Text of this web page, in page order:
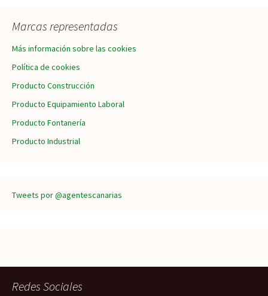
Marcas representadas
Más información sobre las cookies
Política de cookies
Producto Construcción
Producto Equipamiento Laboral
Producto Fontanería
Producto Industrial
Tweets por @agentescanarias
Redes Sociales